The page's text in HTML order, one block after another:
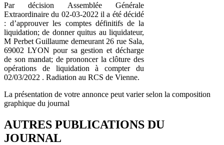
Par décision Assemblée Générale
Extraordinaire du 02-03-2022 il a été décidé
: d’approuver les comptes définitifs de la
liquidation; de donner quitus au liquidateur,
M Perbet Guillaume demeurant 26 rue Sala,
69002 LYON pour sa gestion et décharge
de son mandat; de prononcer la clôture des
opérations de liquidation à compter du
02/03/2022 . Radiation au RCS de Vienne.
La présentation de votre annonce peut varier selon la composition
graphique du journal
AUTRES PUBLICATIONS DU
JOURNAL